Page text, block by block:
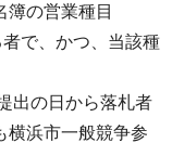
の営業種目
で、かつ、当該種
出の日から落札者
横浜市一般競争参